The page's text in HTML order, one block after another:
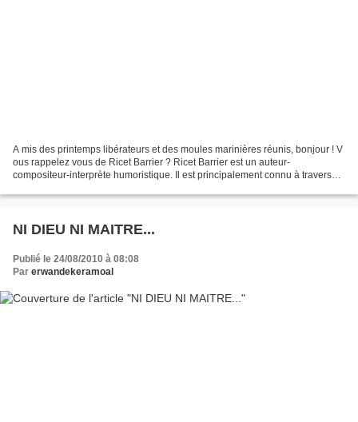
A mis des printemps libérateurs et des moules marinières réunis, bonjour ! V
ous rappelez vous de Ricet Barrier ? Ricet Barrier est un auteur-
compositeur-interprète humoristique. Il est principalement connu à travers
NI DIEU NI MAITRE...
Publié le 24/08/2010 à 08:08
Par erwandekeramoal